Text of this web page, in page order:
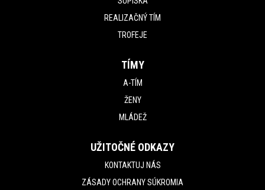
REALIZAČNÝ TÍM
TROFEJE
TÍMY
A-TÍM
ŽENY
MLÁDEŽ
UŽITOČNÉ ODKAZY
KONTAKTUJ NÁS
ZÁSADY OCHRANY SÚKROMIA